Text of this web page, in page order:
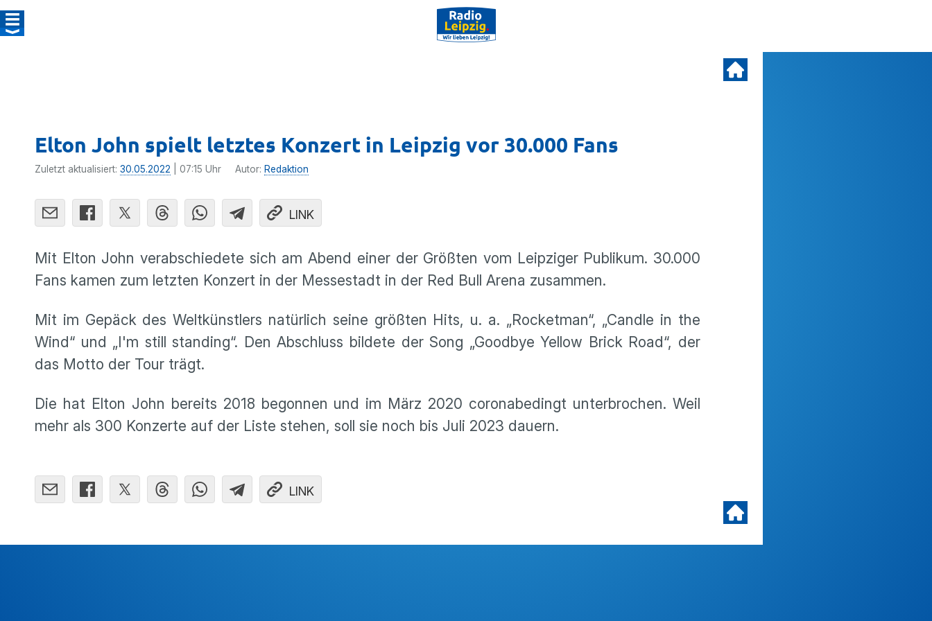
Elton John spielt letztes Konzert in Leipzig vor 30.000 Fans
Zuletzt aktualisiert: 30.05.2022 | 07:15 Uhr Autor: Redaktion
LINK
Mit Elton John verabschiedete sich am Abend einer der Größten vom Leipziger Publikum. 30.000
Fans kamen zum letzten Konzert in der Messestadt in der Red Bull Arena zusammen.
Mit im Gepäck des Weltkünstlers natürlich seine größten Hits, u. a. „Rocketman“, „Candle in the
Wind“ und „I'm still standing“. Den Abschluss bildete der Song „Goodbye Yellow Brick Road“, der
das Motto der Tour trägt.
Die hat Elton John bereits 2018 begonnen und im März 2020 coronabedingt unterbrochen. Weil
mehr als 300 Konzerte auf der Liste stehen, soll sie noch bis Juli 2023 dauern.
LINK